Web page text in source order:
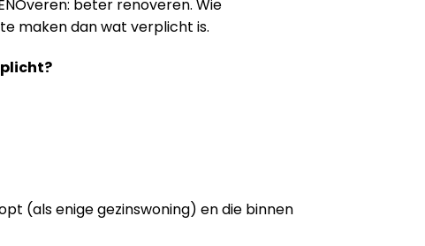
beter renoveren. Wie
maken dan wat verplicht is.
(als enige gezinswoning) en die binnen